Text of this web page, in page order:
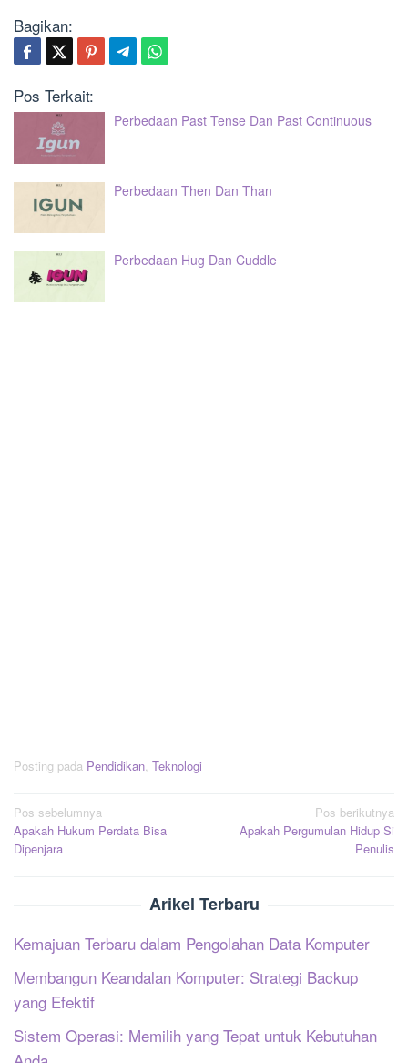
Bagikan:
Pos Terkait:
Perbedaan Past Tense Dan Past Continuous
Perbedaan Then Dan Than
Perbedaan Hug Dan Cuddle
Posting pada Pendidikan, Teknologi
Navigasi
pos
Pos sebelumnya
Apakah Hukum Perdata Bisa
Dipenjara
Pos berikutnya
Apakah Pergumulan Hidup Si
Penulis
Arikel Terbaru
Kemajuan Terbaru dalam Pengolahan Data Komputer
Membangun Keandalan Komputer: Strategi Backup
yang Efektif
Sistem Operasi: Memilih yang Tepat untuk Kebutuhan